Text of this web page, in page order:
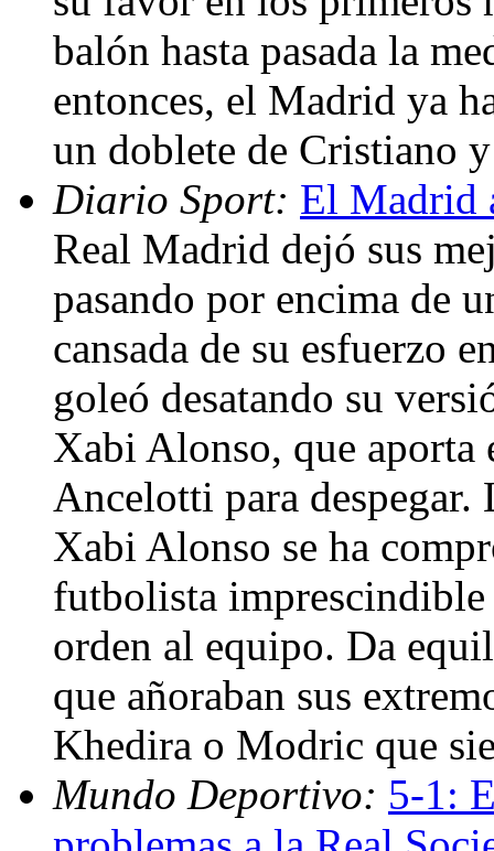
balón hasta pasada la
entonces, el Madrid ya
un doblete de Cristiano
Diario Sport: El Madrid
Real Madrid dejó sus
pasando por encima de
cansada de su esfuerzo
goleó desatando su
Xabi Alonso, que
Ancelotti para
Xabi Alonso se ha
futbolista
orden al equipo. Da
que añoraban sus
Khedira o Modric que
Mundo Deportivo: 5-1: